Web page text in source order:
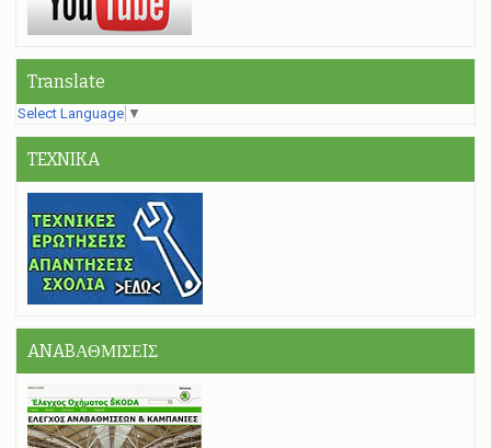
Translate
Select Language ▼
TEXNIKA
ANABΑΘΜΙΣΕIΣ